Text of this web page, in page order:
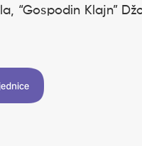
“Gospodin Klajn”